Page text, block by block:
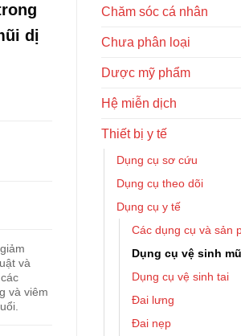
Chăm sóc cá nhân
Chưa phân loại
Dược mỹ phẩm
Hệ miễn dịch
Thiết bị y tế
Dụng cụ sơ cứu
Dụng cụ theo dõi
Dụng cụ y tế
Các dụng cụ và sản
Dụng cụ vệ sinh
Dụng cụ vệ sinh tai
Đai lưng
Đai nẹp
dị
và
và viêm